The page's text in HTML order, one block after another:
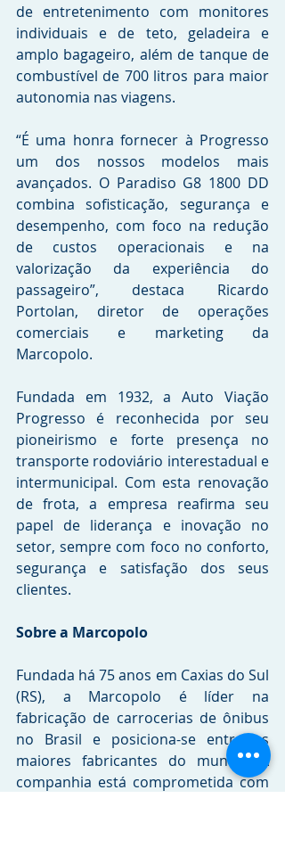
de entretenimento com monitores
individuais e de teto, geladeira e
amplo bagageiro, além de tanque de
combustível de 700 litros para maior
autonomia nas viagens.
“É uma honra fornecer à Progresso
um dos nossos modelos mais
avançados. O Paradiso G8 1800 DD
combina sofisticação, segurança e
desempenho, com foco na redução
de custos operacionais e na
valorização da experiência do
passageiro”, destaca Ricardo
Portolan, diretor de operações
comerciais e marketing da
Marcopolo.
Fundada em 1932, a Auto Viação
Progresso é reconhecida por seu
pioneirismo e forte presença no
transporte rodoviário interestadual e
intermunicipal. Com esta renovação
de frota, a empresa reafirma seu
papel de liderança e inovação no
setor, sempre com foco no conforto,
segurança e satisfação dos seus
clientes.
Sobre a Marcopolo
Fundada há 75 anos em Caxias do Sul
(RS), a Marcopolo é líder na
fabricação de carrocerias de ônibus
no Brasil e posiciona-se entre as
maiores fabricantes do mundo. A
companhia está comprometida com